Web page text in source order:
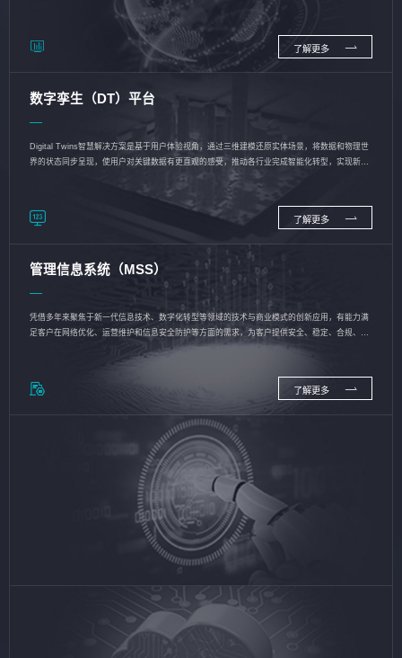
了解更多
数字孪生（DT）平台
Digital Twins智慧解决方案是基于用户体验视角，通过三维建模还原实体场景，将数据和物理世
界的状态同步呈现，使用户对关键数据有更直观的感受，推动各行业完成智能化转型，实现新旧
了解更多
管理信息系统（MSS）
凭借多年来聚焦于新一代信息技术、数字化转型等领域的技术与商业模式的创新应用，有能力满
足客户在网络优化、运营维护和信息安全防护等方面的需求，为客户提供安全、稳定、合规、持
了解更多